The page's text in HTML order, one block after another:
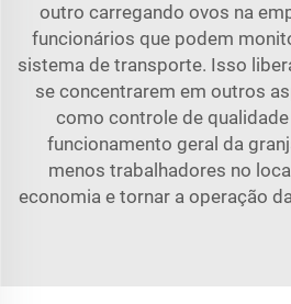
outro carregando ovos na
funcionários que podem
sistema de transporte. Isso
se concentrarem em outros
como controle de
funcionamento geral da
menos trabalhadores no
economia e tornar a operação